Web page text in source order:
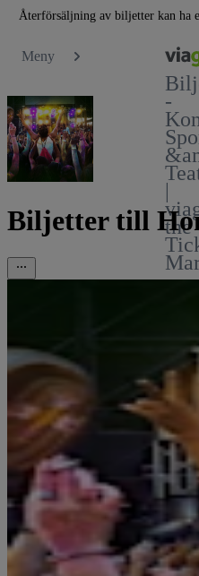
Återförsäljning av biljetter kan ha
Meny
-
|
the
Biljetter till